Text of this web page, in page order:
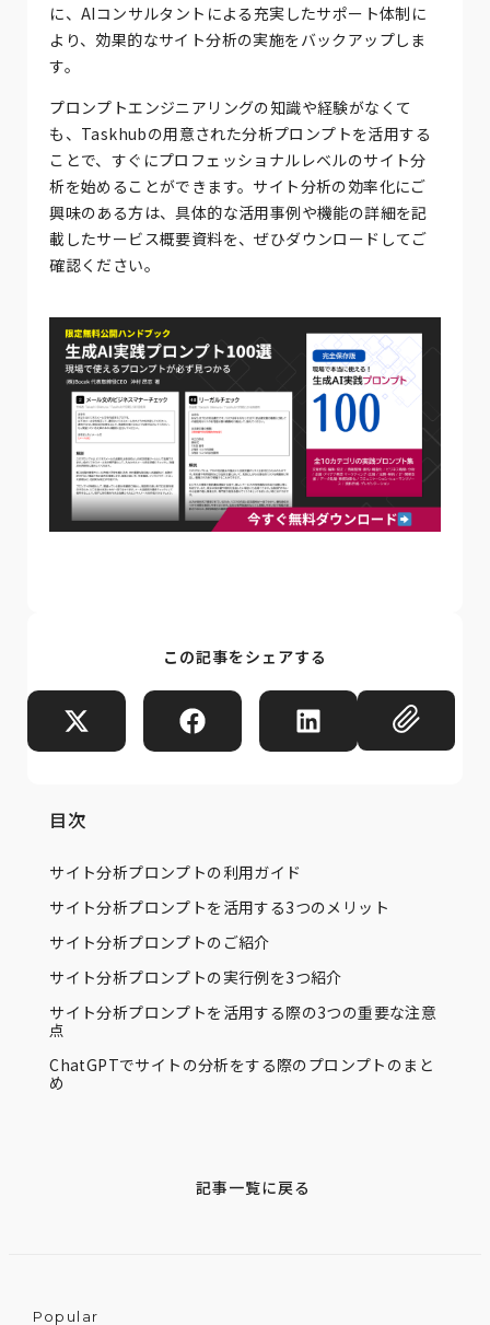
に、AIコンサルタントによる充実したサポート体制に
より、効果的なサイト分析の実施をバックアップしま
す。
プロンプトエンジニアリングの知識や経験がなくて
も、Taskhubの用意された分析プロンプトを活用する
ことで、すぐにプロフェッショナルレベルのサイト分
析を始めることができます。サイト分析の効率化にご
興味のある方は、具体的な活用事例や機能の詳細を記
載したサービス概要資料を、ぜひダウンロードしてご
確認ください。
この記事をシェアする
目次
サイト分析プロンプトの利用ガイド
サイト分析プロンプトを活用する3つのメリット
サイト分析プロンプトのご紹介
サイト分析プロンプトの実行例を3つ紹介
サイト分析プロンプトを活用する際の3つの重要な注意
点
ChatGPTでサイトの分析をする際のプロンプトのまと
め
記事一覧に戻る
Popular